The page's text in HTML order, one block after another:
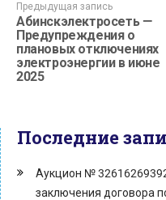
Предыдущая запись
Абинскэлектросеть —
Предупреждения о
плановых отключениях
электроэнергии в июне
2025
Последние
Аукцион №
заключения договора